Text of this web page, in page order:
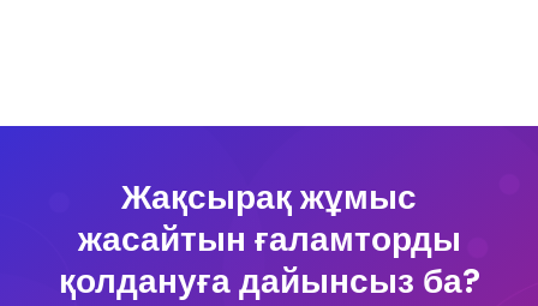
Жақсырақ жұмыс
жасайтын ғаламторды
қолдануға дайынсыз ба?